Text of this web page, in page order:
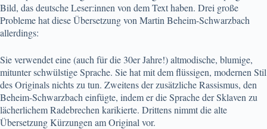
Bild, das deutsche Leser:innen von dem Text haben. Drei große
Probleme hat diese Übersetzung von Martin Beheim-Schwarzbach
allerdings:
Sie verwendet eine (auch für die 30er Jahre!) altmodische, blumige,
mitunter schwülstige Sprache. Sie hat mit dem flüssigen, modernen Stil
des Originals nichts zu tun. Zweitens der zusätzliche Rassismus, den
Beheim-Schwarzbach einfügte, indem er die Sprache der Sklaven zu
lächerlichem Radebrechen karikierte. Drittens nimmt die alte
Übersetzung Kürzungen am Original vor.